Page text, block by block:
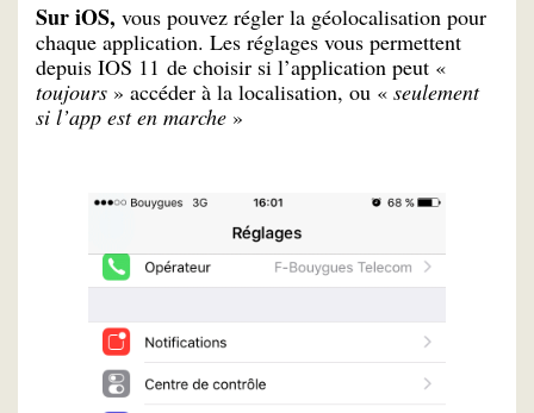
Sur iOS, vous pouvez régler la géolocalisation pour
chaque application. Les réglages vous permettent
depuis IOS 11 de choisir si l’application peut «
toujours » accéder à la localisation, ou « seulement
si l’app est en marche »